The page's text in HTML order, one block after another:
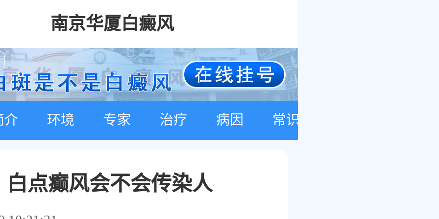
南京华厦白癜风
介 环境 专家 治疗 病因 常识
白点癫风会不会传染人